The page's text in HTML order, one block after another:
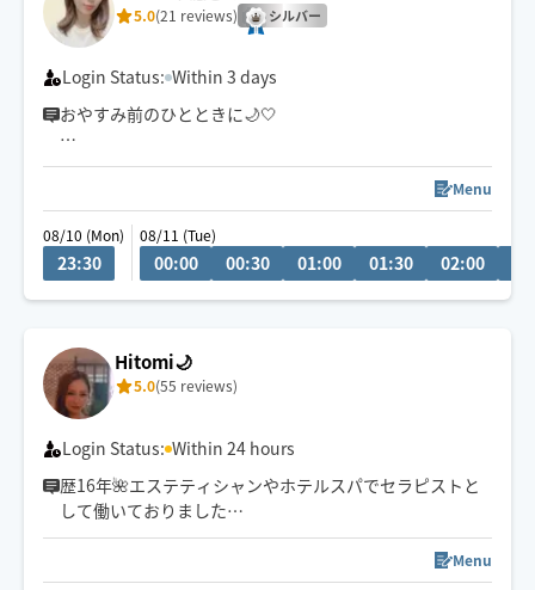
5.0(21 reviews) シルバー
Login Status: Within 3 days
おやすみ前のひとときに🌙🤍
ゆったりとした心地よい圧で、お身体をほぐしながら心
オイル・もみほぐし・ヘッド・ストレッチを組み合わ
せ、お身体に合わせたオーダーメイドのケアを🌿
Menu
08/10 (Mon)
23:30
08/11 (Tue)
00:00 00:30 01:00 01:30 02:00
Hitomi🌙
5.0(55 reviews)
Login Status: Within 24 hours
歴16年🌺エステティシャンやホテルスパでセラピストと
して働いておりました
リラクゼーションから疲労回復までお任せください🕊️
Menu